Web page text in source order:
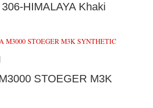
HIMALAYA Khaki
STOEGER M3K